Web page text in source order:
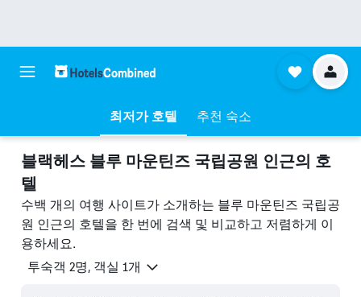
최저가 호텔 추천 숙소
블랙헤스 블루 마운틴즈 국립공원 ​인근의 호
텔
수백 개의 여행 사이트가 소개하는 블루 마운틴즈 국립공
원 인근의 호텔을 한 번에 검색 및 비교하고 저렴하게 이
용하세요.
​투숙객 2​명, ​객실 1개